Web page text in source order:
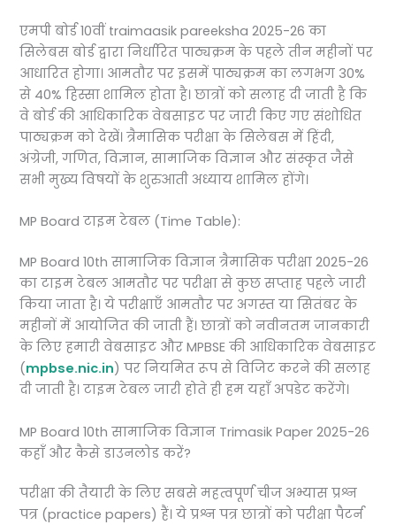
एमपी बोर्ड 10वीं traimaasik pareeksha 2025-26 का
सिलेबस बोर्ड द्वारा निर्धारित पाठ्यक्रम के पहले तीन महीनों पर
आधारित होगा। आमतौर पर इसमें पाठ्यक्रम का लगभग 30%
से 40% हिस्सा शामिल होता है। छात्रों को सलाह दी जाती है कि
वे बोर्ड की आधिकारिक वेबसाइट पर जारी किए गए संशोधित
पाठ्यक्रम को देखें। त्रैमासिक परीक्षा के सिलेबस में हिंदी,
अंग्रेजी, गणित, विज्ञान, सामाजिक विज्ञान और संस्कृत जैसे
सभी मुख्य विषयों के शुरुआती अध्याय शामिल होंगे।
MP Board टाइम टेबल (Time Table):
MP Board 10th सामाजिक विज्ञान त्रैमासिक परीक्षा 2025-26
का टाइम टेबल आमतौर पर परीक्षा से कुछ सप्ताह पहले जारी
किया जाता है। ये परीक्षाएँ आमतौर पर अगस्त या सितंबर के
महीनों में आयोजित की जाती हैं। छात्रों को नवीनतम जानकारी
के लिए हमारी वेबसाइट और MPBSE की आधिकारिक वेबसाइट
(mpbse.nic.in) पर नियमित रूप से विजिट करने की सलाह
दी जाती है। टाइम टेबल जारी होते ही हम यहाँ अपडेट करेंगे।
MP Board 10th सामाजिक विज्ञान Trimasik Paper 2025-26
कहाँ और कैसे डाउनलोड करें?
परीक्षा की तैयारी के लिए सबसे महत्वपूर्ण चीज अभ्यास प्रश्न
पत्र (practice papers) हैं। ये प्रश्न पत्र छात्रों को परीक्षा पैटर्न